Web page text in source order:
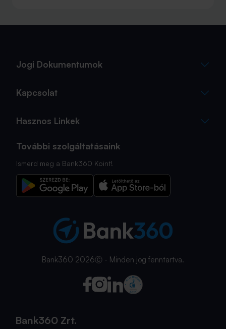
sokszor az utolsó pillanatra marad.
Jogi Dokumentumok
Kapcsolat
Hasznos Linkek
További szolgáltatásaink
Ismerd meg a Bank360 Koint!
Bank360 2026Ⓒ - Minden jog fenntartva.
Bank360 Zrt.